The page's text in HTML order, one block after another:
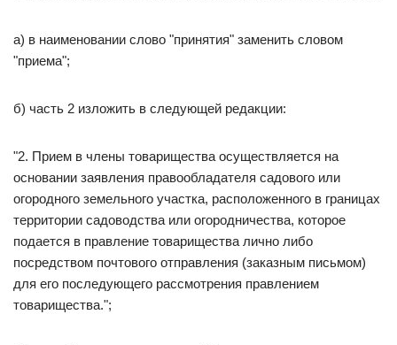
а) в наименовании слово "принятия" заменить словом
"приема";
б) часть 2 изложить в следующей редакции:
"2. Прием в члены товарищества осуществляется на
основании заявления правообладателя садового или
огородного земельного участка, расположенного в границах
территории садоводства или огородничества, которое
подается в правление товарищества лично либо
посредством почтового отправления (заказным письмом)
для его последующего рассмотрения правлением
товарищества.";